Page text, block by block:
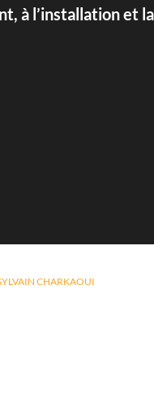
à l’installation et
CHARKAOUI